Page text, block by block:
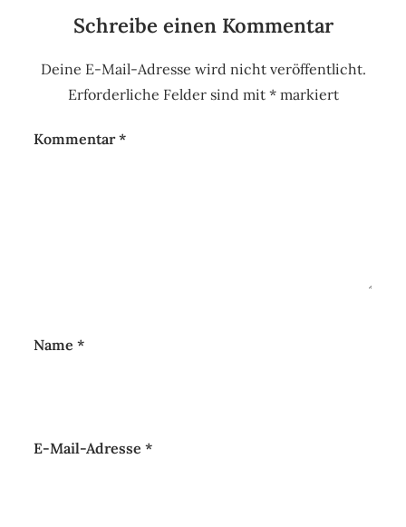
Schreibe einen Kommentar
Deine E-Mail-Adresse wird nicht veröffentlicht.
Erforderliche Felder sind mit *markiert
Kommentar*
Name*
E-Mail-Adresse*